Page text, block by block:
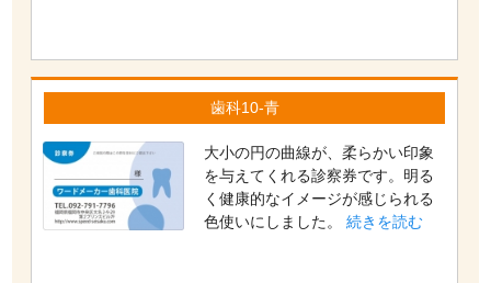
歯科10-青
大小の円の曲線が、柔らかい印象
を与えてくれる診察券です。明る
く健康的なイメージが感じられる
色使いにしました。続きを読む